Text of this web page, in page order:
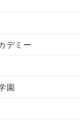
デミー
園